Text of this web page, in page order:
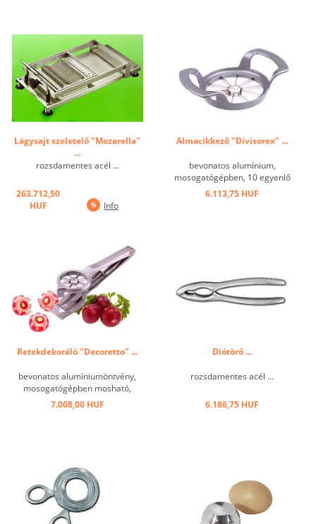
Lágysajt szeletelő "Mozarella"
...
rozsdamentes acél ...
263.712,50
HUF
Info
Almacikkező "Divisorex" ...
bevonatos alumínium,
mosogatógépben, 10 egyenlő
részere vágja,egy művetben a
magház eltávolításával. ...
6.113,75 HUF
Retekdekoráló "Decoretto" ...
bevonatos alumíniumöntvény,
mosogatógépben mosható,
fogazott késsel a citrusfélékhez
...
7.008,00 HUF
Diótörő ...
rozsdamentes acél ...
6.186,75 HUF